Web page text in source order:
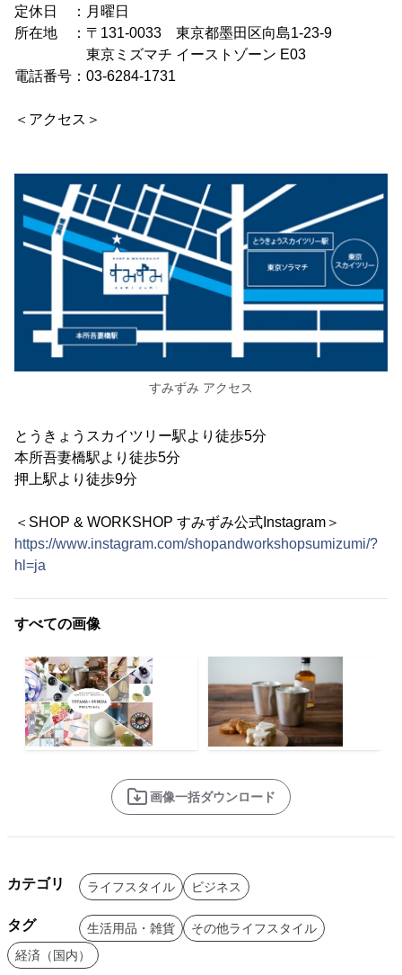
定休日 ：月曜日
所在地 ：〒131-0033 東京都墨田区向島1-23-9
東京ミズマチ イーストゾーン E03
電話番号：03-6284-1731
＜アクセス＞
すみずみ アクセス
とうきょうスカイツリー駅より徒歩5分
本所吾妻橋駅より徒歩5分
押上駅より徒歩9分
＜SHOP & WORKSHOP すみずみ公式Instagram＞
https://www.instagram.com/shopandworkshopsumizumi/?
hl=ja
すべての画像
画像一括ダウンロード
カテゴリ ライフスタイル ビジネス
タグ 生活用品・雑貨
その他ライフスタイル
経済（国内）